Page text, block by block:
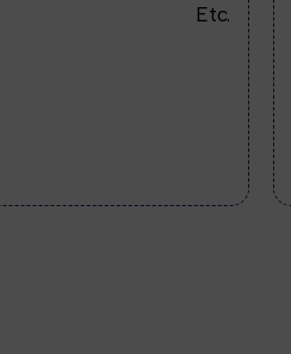
Etc.